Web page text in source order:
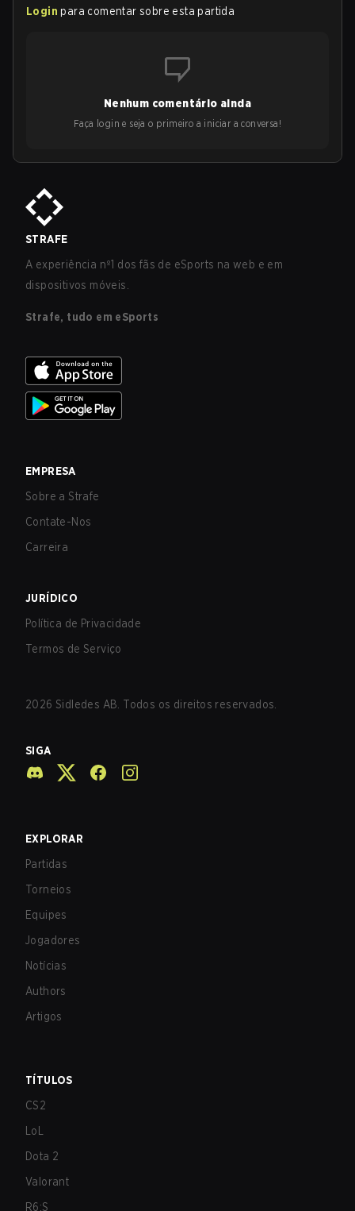
Login para comentar sobre esta partida
Nenhum comentário ainda
Faça login e seja o primeiro a iniciar a conversa!
STRAFE
A experiência nº1 dos fãs de eSports na web e em
dispositivos móveis.
Strafe, tudo em eSports
EMPRESA
Sobre a Strafe
Contate-Nos
Carreira
JURÍDICO
Política de Privacidade
Termos de Serviço
2026 Sidledes AB. Todos os direitos reservados.
SIGA
EXPLORAR
Partidas
Torneios
Equipes
Jogadores
Notícias
Authors
Artigos
TÍTULOS
CS2
LoL
Dota 2
Valorant
R6:S